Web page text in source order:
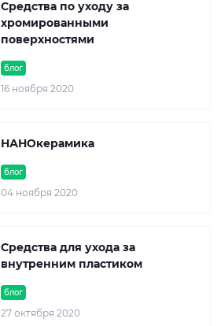
блог
16 ноября 2020
Средства по уходу за
хромированными
поверхностями
блог
04 ноября 2020
НАНОкерамика
блог
27 октября 2020
Средства для ухода за
внутренним пластиком